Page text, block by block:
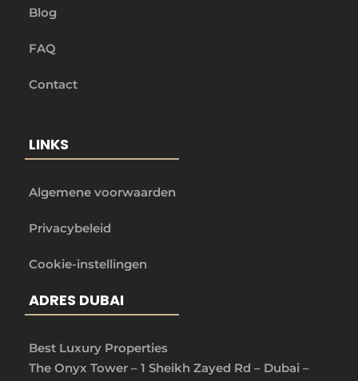
Blog
FAQ
Contact
LINKS
Algemene voorwaarden
Privacybeleid
Cookie-instellingen
ADRES DUBAI
Best Luxury Properties
The Onyx Tower – 1 Sheikh Zayed Rd – Dubai –